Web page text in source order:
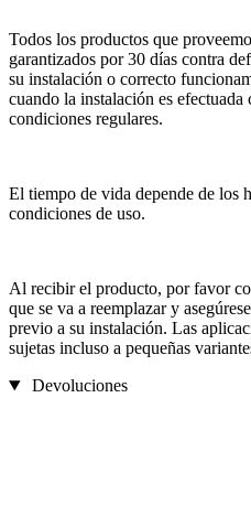
Todos los productos que
garantizados por 30 días contra
su instalación o correcto
cuando la instalación es efectuada
condiciones regulares.
El tiempo de vida depende de los
condiciones de uso.
Al recibir el producto, por favor
que se va a reemplazar y
previo a su instalación. Las
sujetas incluso a pequeñas
Devoluciones